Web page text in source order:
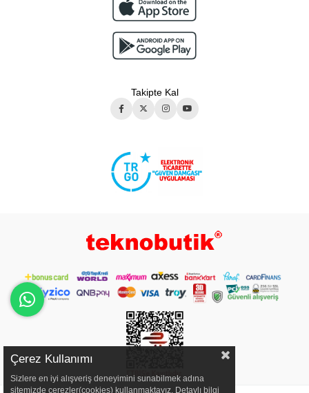
Takipte Kal
Çerez Kullanımı
Sizlere en iyi alışveriş deneyimini sunabilmek adına
sitemizde çerezler(cookies) kullanmaktayız. Detaylı bilgi